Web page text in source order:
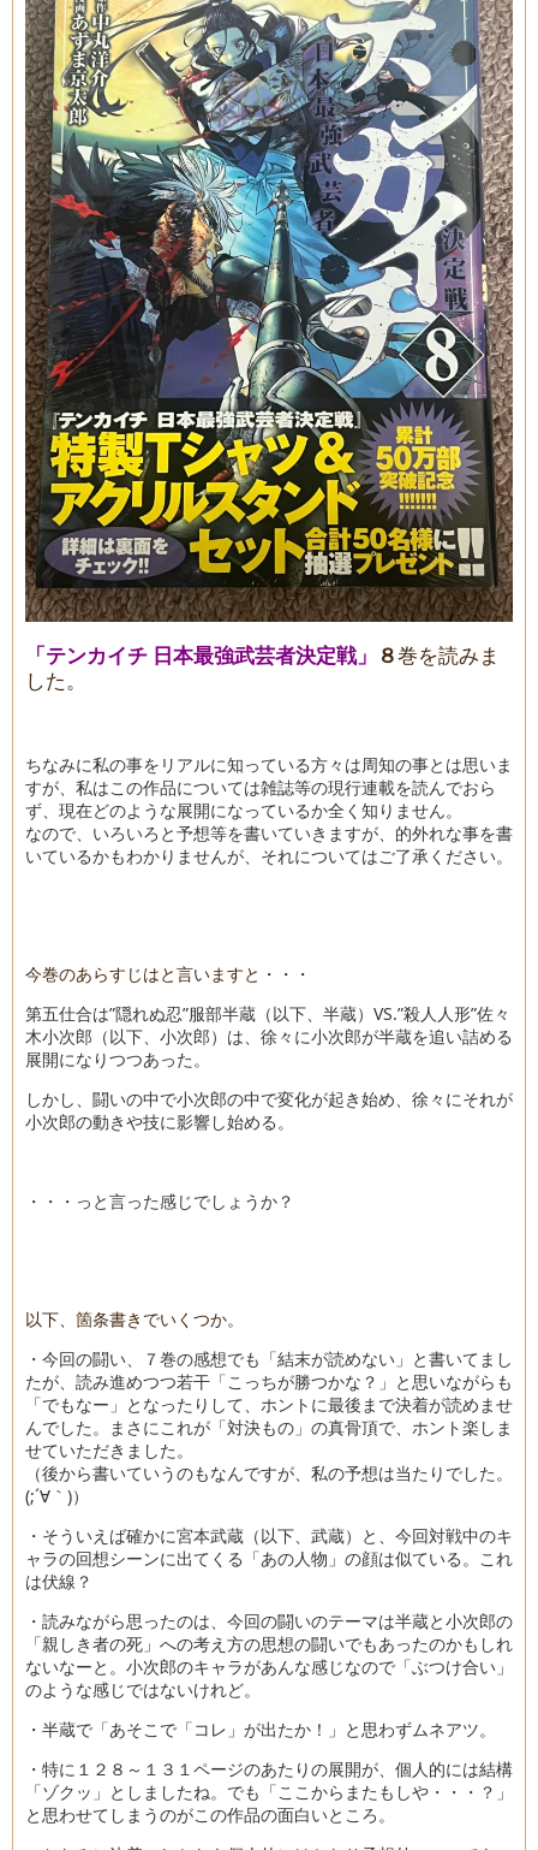
「テンカイチ 日本最強武芸者決定戦」 ８巻を読みま
した。
ちなみに私の事をリアルに知っている方々は周知の事とは思いま
すが、私はこの作品については雑誌等の現行連載を読んでおら
ず、現在どのような展開になっているか全く知りません。
なので、いろいろと予想等を書いていきますが、的外れな事を書
いているかもわかりませんが、それについてはご了承ください。
今巻のあらすじはと言いますと・・・
第五仕合は”隠れぬ忍”服部半蔵（以下、半蔵）VS.”殺人人形”佐々
木小次郎（以下、小次郎）は、徐々に小次郎が半蔵を追い詰める
展開になりつつあった。
しかし、闘いの中で小次郎の中で変化が起き始め、徐々にそれが
小次郎の動きや技に影響し始める。
・・・っと言った感じでしょうか？
以下、箇条書きでいくつか。
・今回の闘い、７巻の感想でも「結末が読めない」と書いてまし
たが、読み進めつつ若干「こっちが勝つかな？」と思いながらも
「でもなー」となったりして、ホントに最後まで決着が読めませ
んでした。まさにこれが「対決もの」の真骨頂で、ホント楽しま
せていただきました。
（後から書いていうのもなんですが、私の予想は当たりでした。
(;´∀｀)）
・そういえば確かに宮本武蔵（以下、武蔵）と、今回対戦中のキ
ャラの回想シーンに出てくる「あの人物」の顔は似ている。これ
は伏線？
・読みながら思ったのは、今回の闘いのテーマは半蔵と小次郎の
「親しき者の死」への考え方の思想の闘いでもあったのかもしれ
ないなーと。小次郎のキャラがあんな感じなので「ぶつけ合い」
のような感じではないけれど。
・半蔵で「あそこで「コレ」が出たか！」と思わずムネアツ。
・特に１２８～１３１ページのあたりの展開が、個人的には結構
「ゾクッ」としましたね。でも「ここからまたもしや・・・？」
と思わせてしまうのがこの作品の面白いところ。